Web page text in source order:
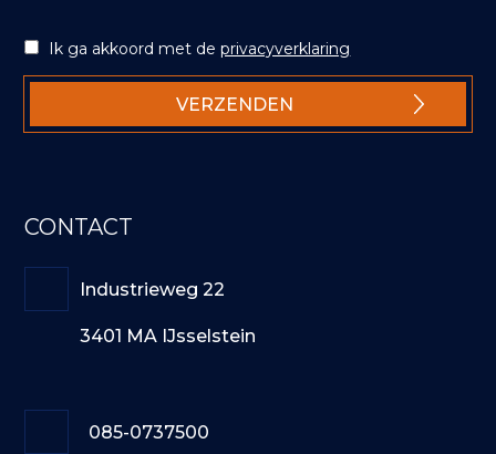
Ik ga akkoord met deprivacyverklaring
CONTACT
Industrieweg 22
3401 MA IJsselstein
085-0737500